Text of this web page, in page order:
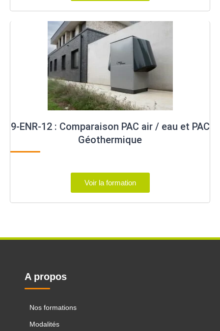
9-ENR-12 : Comparaison PAC air / eau et PAC
Géothermique
Voir la formation
A propos
Nos formations
Modalités